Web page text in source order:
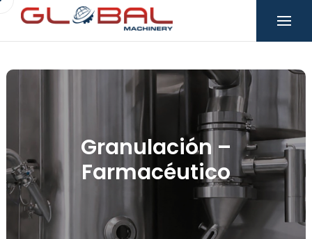
Granulación –
Farmacéutico